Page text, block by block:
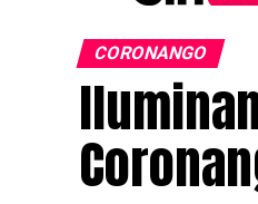
CORONANGO